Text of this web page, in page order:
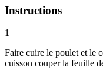
Instructions
1
Faire cuire le poulet et le
cuisson couper la feuille